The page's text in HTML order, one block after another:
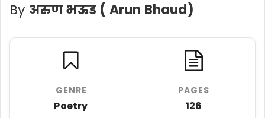
By अरुण भऊड ( Arun Bhaud)
GENRE
Poetry
PAGES
126